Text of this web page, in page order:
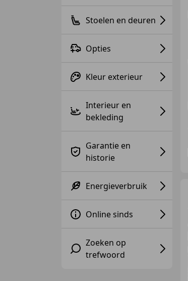
Stoelen en deuren
Opties
Kleur exterieur
Interieur en
bekleding
Garantie en
historie
Energieverbruik
Online sinds
Zoeken op
trefwoord